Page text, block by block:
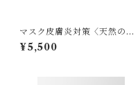
マスク皮膚炎対策〈天然の炭
酸温泉水でできたお肌トラブ
ル改善に特化した天然のシリ
¥5,500